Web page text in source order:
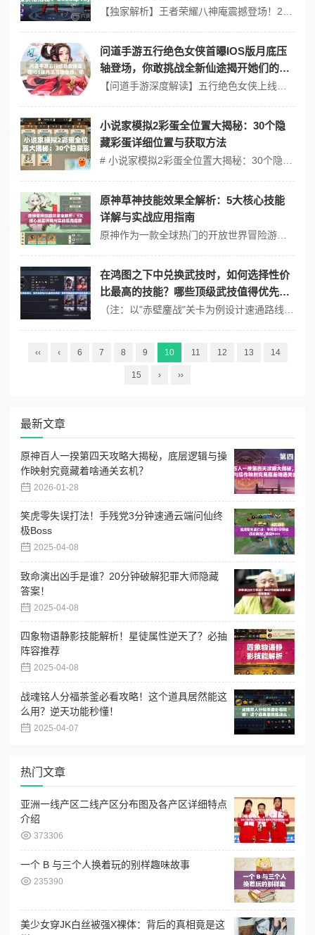
问道手游五行绝色女侠首曝IOS版月底压
轴登场，你敢挑战全新仙途揭开她们的神
秘面纱吗？
小说家模拟2彩蛋全位置大揭秘：30个隐
藏彩蛋详细位置与获取方法
原神草神技能效果全解析：5大核心技能
详解与实战应用指南
在鸿图之下中兑换武技时，如何选择性价
比最高的技能？哪些顶级武技值得优先兑
换以优化阵容实力？
‹‹ ‹ 6 7 8 9 10 11 12 13 14
15 › ››
最新文章
原神百人一揆第四天攻略大揭秘，底层逻辑与操
作映射究竟藏着啥通关玄机？
2026-01-28
笑虎零失误打法！手残党3分钟速通云端问仙终
极Boss
2025-04-08
致命演出凶手是谁？20分钟破解犯罪大师隐藏
答案！
2025-04-08
四象物语静影技能解析！星徒属性逆天了？必抽
阵容推荐
2025-04-08
战魂铭人分福茶釜必看攻略！这个道具居然能这
么用？逆天功能秒懂！
2025-04-07
热门文章
亚洲一线产区二线产区分布图及各产区详细特点
介绍
373306
一个 B 与三个人换着玩的别样趣味故事
235390
美少女穿JK白丝被强X裸体：背后的真相竟是这